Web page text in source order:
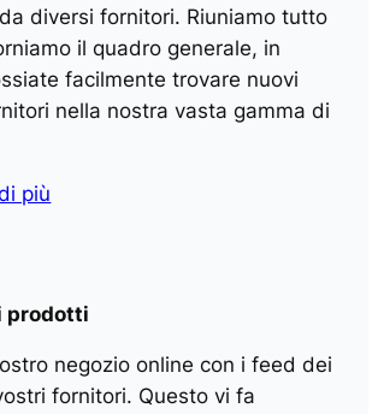
diversi fornitori. Riuniamo tutto
il quadro generale, in
facilmente trovare nuovi
nella nostra vasta gamma di
più
prodotti
negozio online con i feed dei
fornitori. Questo vi fa